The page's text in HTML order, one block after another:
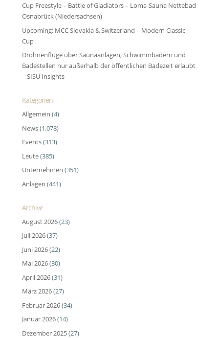
Cup Freestyle – Battle of Gladiators – Loma-Sauna Nettebad
Osnabrück (Niedersachsen)
Upcoming: MCC Slovakia & Switzerland – Modern Classic
Cup
Drohnenflüge über Saunaanlagen, Schwimmbädern und
Badestellen nur außerhalb der öffentlichen Badezeit erlaubt
– SISU Insights
Kategorien
Allgemein (4)
News(1.078)
Events(313)
Leute(385)
Unternehmen (351)
Anlagen (441)
Archive
August 2026(23)
Juli 2026(37)
Juni 2026(22)
Mai 2026(30)
April 2026(31)
März 2026(27)
Februar 2026(34)
Januar 2026(14)
Dezember 2025(27)